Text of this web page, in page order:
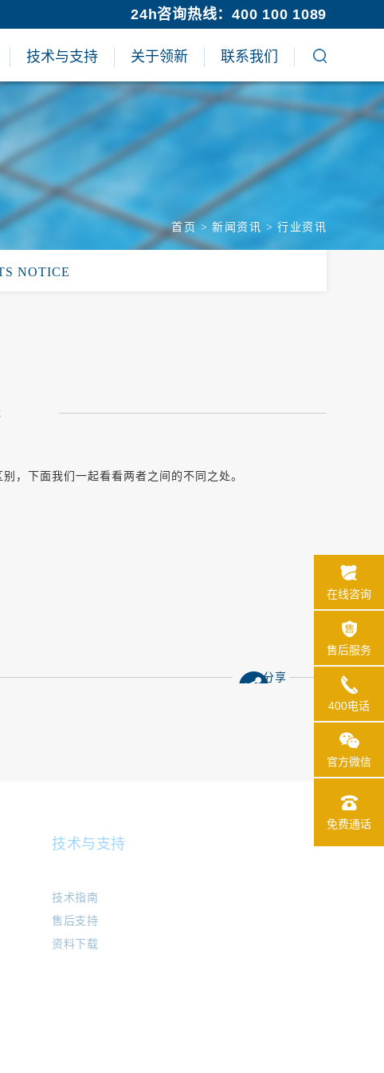
24h咨询热线：400 100 1089
技术与支持 关于领新 联系我们
首页 > 新闻资讯 > 行业资讯
NOTICE
，下面我们一起看看两者之间的不同之处。
分享
技术与支持
技术指南
售后支持
资料下载
在线咨询
售后服务
400电话
官方微信
免费通话